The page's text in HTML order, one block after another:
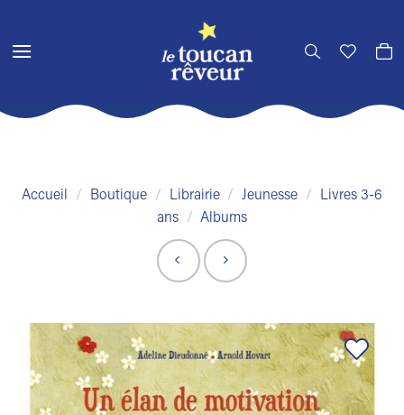
contenu
Accueil / Boutique / Librairie / Jeunesse /
Livres 3-6
ans
/ Albums
Ajouter
à la liste
de